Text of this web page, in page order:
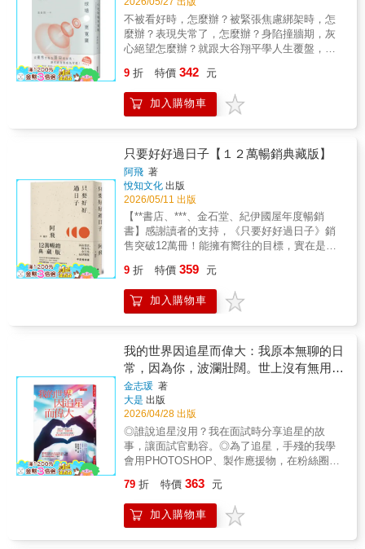
更是為了「生存」。這是最基本的武裝，也是
讓我們能夠獨當一面的根基。透過學習，才能
獲得與世界抗衡的力量、為了往後能獨自闖蕩
世界。●體驗過「有效學習」的人，在接觸AI相
關知識時，不僅吸收得更快，理解得也更深。
整，同時掌握了各類學科，自然能把相同的方
式套用在新領域上。★韓國讀書之神分享──他
親身實證有助益的學習法！尋找符合自身個性
及習慣進行的學習方法，才最適合你；學習不
是為了考贏別人，而是藉此得知你為此用了多
少心力，不怕天生鈍才，怕的是「不願意為自
己突破極限」★課業其實與智商無關，讀書真
正用到的不是「腦」，而是「心」。換言之，
成績的好與壞，取決於你用什麼樣的心態來面
對。在這世界上，沒有一件事是不靠學習就能
達成的。因此，找出適合自己、能長期實踐的
學習法極為重要，它將延伸成為往後在社會上
工作的各種能力，同時也是你探索自己無限可
能性的絕佳機會。【錯題筆記】反覆琢磨自己
做錯的題目是非常重要的，這過程難免既枯燥
題時錯得越多，代表你未來能答對的題目就越
多──只要你沒有半途而廢。自己明確地知道
「該讀什麼」，本身就蘊含了補強弱點的意
志。因此，接下來便會實際付諸行動，成績自
然也隨之提升。【模仿學霸】為了自己的夢想
而必須挑戰某個新領域時，請務必先去「觀
摩」該領域的優秀人才，並且積極、徹底地效
法對方。我曾經厚著臉皮請益，一定要掌握那
些高手的訣竅，向成功的人學習。【粗心筆
記】觀察自己在準備考試的過程中，失誤大多
狀態或生活習慣，避免重蹈覆轍。【驚嘆筆
記】某些困難的數學題，往往會有好幾種解
法，有的題目只要選對切入點，就會簡單到令
愛。 更好的自己是怎樣的自己如果你覺得目
前生活不理想，就大膽地換一種生活方式，換
一個天地，甚至換一個愛人。不必在意別人怎
麼說，只要尊重自己做出的選擇，承擔這種選
求別讓自己活得辛酸吧。 做喜歡的事，馬上
開始就像從小格外喜歡看的畫、讀的書、做的
事，或那些你想成為的人、那些讓你久久不能
式走過漫長的人生就是幸福。 感受生活的溫
度愛，就是一件件小事，一點一滴的時間堆砌
而成的。愛是一個動詞，只有變成行動，才會
產生迷人的火花。像孩子一般對這個世界保留
充分的善意和細膩的觀察，用本能去表達；從
每一件想做的事做起，不怕麻煩，充滿勇氣，
去實現那些你最看重的愛。就是這些，讓愛變
無論一個家是奢華還是樸素，都不是幸福的關
生價值，有價值的是利用自己所擁有的一切好
好生活。 躲避消極的完美主義你消滅的每一
個缺點對應的都有可能是一種特點。不愛與人
交往、性格孤僻又怎樣呢？村上春樹在文章中
也送出祝福：「不愛說話的人啊，請努力生
活，我在背後無言地聲援你。」
制我們成為真正的自己。」二十歲那年，因為
網路霸凌帶來的巨大壓力，導致她的視神經受
損，失去九成的視力。在最青春的花樣年華，
世界瞬間只剩下一片模糊的黑暗。難過沮喪過
後，她選擇接受面對再也看不見的現實。為了
下，她獨自一人搬到台北，在黑暗中摸索獨立
生活的可能性。她主動創造演講機會、深耕自
媒體，慢慢地將碎裂的自己重新拼湊起來，她
用行動證明：不論身體是否有障礙，我們都能
選擇成為真正的自己。
不被看好時，怎麼辦？被緊張焦慮綁架時，怎
麼辦？表現失常了，怎麼辦？身陷撞牆期，灰
心絕望怎麼辦？就跟大谷翔平學人生覆盤，跟
心流，跟納達爾學專注，跟喬科維奇學修復
力，跟字母哥學定義自己的成功……這些頂尖
運動員不只技能優異，心理素質更是他們鍛鍊
度，帶我們一探面對行動與競爭會遇到的各種
處境時，該如何增強心底的力量打桌球的小林
同學 同聲推薦季力康（臺師大體育與運動科學
系特聘教授）專業審定洪聰敏（臺師大體育與
運動科學系特聘教授）、黃哲斌（《天下雜
誌》編輯顧問） 專文推薦張育愷（臺師大體育
與運動科學系特聘教授兼系主任）、吳昭容
（臺師大教育心理與輔導學系教授）張仁和
（中研院民族所副研究員、台大心理系合聘副
喪或狂歡，球場更像是濃縮版的人生。球員如
何鍛鍊，如何燦爛，如何從低谷中爬起，甚至
跳完最後一舞，這歷程更是一本絕佳的人生通
鑑。從中，我們被激勵，被震撼，被感動，被
啟發，當自己的生命來到相似的境遇時，這些
頂尖運動員的心理技能可以是我們的借鏡與支
柱。中年人生大轉彎，放下出版社社長身分與
事業，跑去美國念運動管理，回台後又攻讀心
理學群博士班的黃俊隆，同時也是有近二十年
經歷的棒球投手。本書從他在美、台兩地所學
與所見出發，以運動心理學觀點解析人生競技
場上會遇到的各種風浪，結合世界頂尖運動員
穎⋯⋯等真實賽場故事為例，導引出其中重要
的人生心法，幫助我們順境時懂得自持，逆境
時能找回自己的力量。【推薦語】◎這本書是
9 折 特價 342 元
加入購物車
只要好好過日子【１２萬暢銷典藏版】
阿飛 著
悅知文化 出版
2026/05/11 出版
【**書店、***、金石堂、紀伊國屋年度暢銷
書】感謝讀者的支持，《只要好好過日子》銷
售突破12萬冊！能擁有嚮往的目標，實在是太
的吉光片羽也是努力生活的印記✦ ✧✦ ✧寫在
紛擾變動的環境，尋求安定己心，是唯一的救
贖。以『成長、與人之間、愛情、人生、夢
變。⸜♡⸝往後的日子，或許依然前景未明，還
會面對不同的關卡，當然也少不了糟糕的時
刻。正因為日子不好過，我們更該好好過。──
阿飛⸜♡⸝♪ 別小看初級大人對美好生活的嚮往
努力試錯、努力重來，都是為了感受每一天的
不同追求幸福與夢想固然辛苦，勇敢如你還是
這樣一路走來了。放心，一切都會沒事的！即
使日子再灰白、黯淡，也要時時提醒自己，永
遠都要點一盞暖光，插上一朵鮮花，微小改
變，也能泛起美好的漣漪。重啟一段嶄新的開
感受每一日的恬淡美好。自己好了，幸福，也
不遠了。♪ 不怕、不怕，讓本書成為你心中強
大的後盾從兩人到一人，或許會緊張、難熬，
9 折 特價 359 元
加入購物車
我的世界因追星而偉大：我原本無聊的日
常，因為你，波瀾壯闊。世上沒有無用的
經驗，這是愛自己的有用方式。
金志瑗 著
大是 出版
2026/04/28 出版
◎誰說追星沒用？我在面試時分享追星的故
事，讓面試官動容。◎為了追星，手殘的我學
會用PHOTOSHOP、製作應援物，在粉絲圈中
的新作品，我鼓起勇氣踏出家門、不再繭居。
◎想靠自己讀懂歌詞，我學會第二外語，連外
師都稱讚我的口說能力。 作者金志瑗，是在公
79 折 特價 363 元
加入購物車